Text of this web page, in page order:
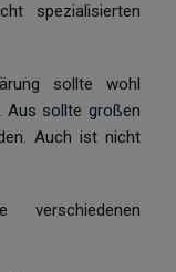
spezialisierten
sollte wohl
Aus sollte großen
Auch ist nicht